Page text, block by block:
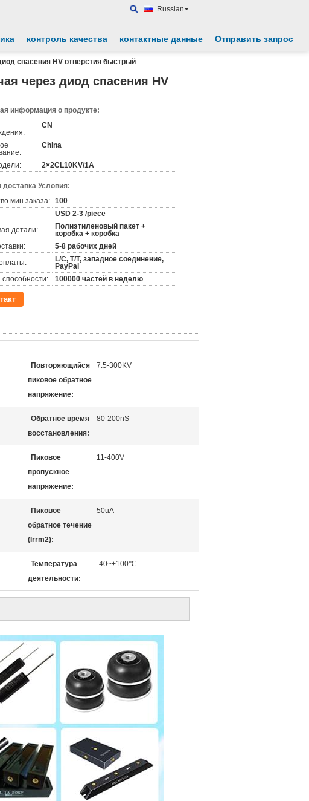
Russian
контроль качества контактные данные Отправить запрос
спасения HV отверстия быстрый
через диод спасения HV
информация о продукте:
CN
China
2×2CL10KV/1A
доставка Условия:
мин заказа: 100
USD 2-3 /piece
детали:
Полиэтиленовый пакет +
коробка + коробка
5-8 рабочих дней
L/C, T/T, западное соединение,
PayPal
способности:
100000 частей в неделю
Повторяющийся
пиковое обратное
напряжение:
7.5-300KV
Обратное время
восстановления:
80-200nS
Пиковое
пропускное
напряжение:
11-400V
Пиковое
обратное течение
(Irrm2):
50uA
Температура
деятельности:
-40~+100℃